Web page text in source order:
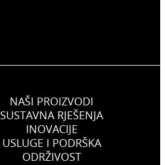
NAŠI PROIZVODI
SUSTAVNA RJEŠENJA
INOVACIJE
USLUGE I PODRŠKA
ODRŽIVOST